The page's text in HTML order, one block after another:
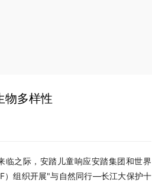
物多样性
之际，安踏儿童响应安踏集团和世界
）组织开展"与自然同行—长江大保护十